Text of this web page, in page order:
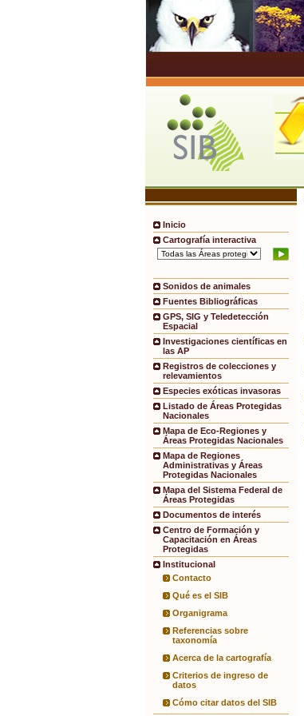
Inicio
Cartografía interactiva
Sonidos de animales
Fuentes Bibliográficas
GPS, SIG y Teledetección
Espacial
Investigaciones científicas en
las AP
Registros de colecciones y
relevamientos
Especies exóticas invasoras
Listado de Áreas Protegidas
Nacionales
Mapa de Eco-Regiones y
Áreas Protegidas Nacionales
Mapa de Regiones
Administrativas y Áreas
Protegidas Nacionales
Mapa del Sistema Federal de
Áreas Protegidas
Documentos de interés
Centro de Formación y
Capacitación en Áreas
Protegidas
Institucional
Contacto
Qué es el SIB
Organigrama
Referencias sobre
taxonomía
Acerca de la cartografía
Criterios de ingreso de
datos
Cómo citar datos del SIB